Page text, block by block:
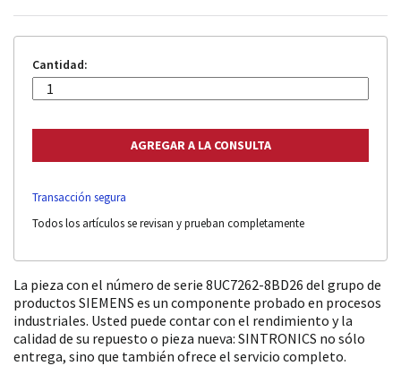
Cantidad:
Transacción segura
Todos los artículos se revisan y prueban completamente
La pieza con el número de serie 8UC7262-8BD26 del grupo de
productos SIEMENS es un componente probado en procesos
industriales. Usted puede contar con el rendimiento y la
calidad de su repuesto o pieza nueva: SINTRONICS no sólo
entrega, sino que también ofrece el servicio completo.